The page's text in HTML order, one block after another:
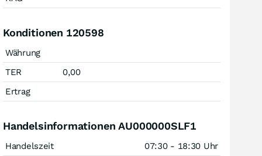
Konditionen 120598
Währung
TER
0,00
Ertrag
Handelsinformationen AU000000SLF1
Handelszeit
07:30 - 18:30 Uhr